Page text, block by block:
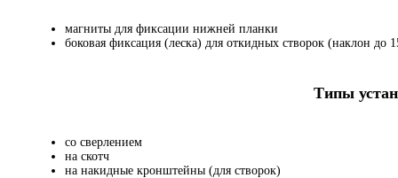
магниты для фиксации нижней планки
боковая фиксация (леска) для откидных створок (наклон до
Типы
со сверлением
на скотч
на накидные кронштейны (для створок)